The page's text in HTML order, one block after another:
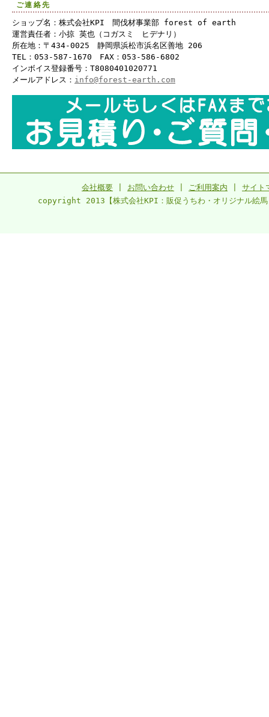
ご連絡先
ショップ名：株式会社KPI 間伐材事業部 forest of earth
運営責任者：小掠 英也（コガスミ ヒデナリ）
所在地：〒434-0025 静岡県浜松市浜名区善地 206
TEL：053-587-1670 FAX：053-586-6802
インボイス登録番号：T8080401020771
メールアドレス： info@forest-earth.com
会社概要 お問い合わせ ご利用案内
サイト
copyright 2013【株式会社KPI：販促うちわ・オリジナル